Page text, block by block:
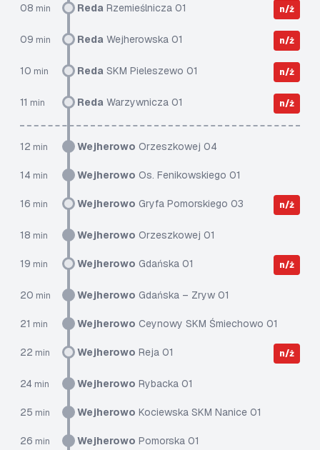
08 min Reda Rzemieślnicza 01 n/ż
09 min Reda Wejherowska 01 n/ż
10 min Reda SKM Pieleszewo 01 n/ż
11 min Reda Warzywnicza 01 n/ż
12 min Wejherowo Orzeszkowej 04
14 min Wejherowo Os. Fenikowskiego 01
16 min Wejherowo Gryfa Pomorskiego 03 n/ż
18 min Wejherowo Orzeszkowej 01
19 min Wejherowo Gdańska 01 n/ż
20 min Wejherowo Gdańska – Zryw 01
21 min Wejherowo Ceynowy SKM Śmiechowo 01
22 min Wejherowo Reja 01 n/ż
24 min Wejherowo Rybacka 01
25 min Wejherowo Kociewska SKM Nanice 01
26 min Wejherowo Pomorska 01